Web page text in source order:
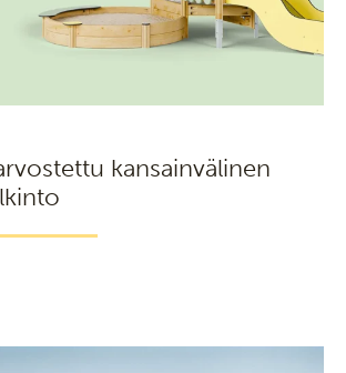
kansainvälinen